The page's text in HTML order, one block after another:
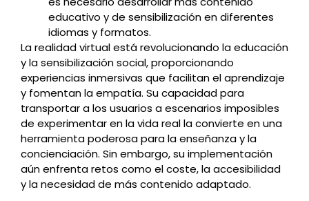
educativo y de sensibilización en diferentes
idiomas y formatos.
La realidad virtual está revolucionando la educación
y la sensibilización social, proporcionando
experiencias inmersivas que facilitan el aprendizaje
y fomentan la empatía. Su capacidad para
transportar a los usuarios a escenarios imposibles
de experimentar en la vida real la convierte en una
herramienta poderosa para la enseñanza y la
concienciación. Sin embargo, su implementación
aún enfrenta retos como el coste, la accesibilidad
y la necesidad de más contenido adaptado.